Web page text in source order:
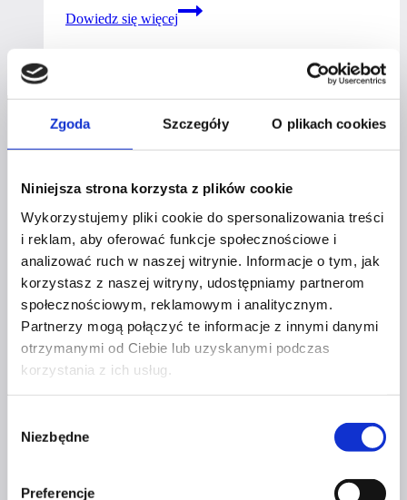
Zgoda Szczegóły O plikach cookies
Niniejsza strona korzysta z plików cookie
Wykorzystujemy pliki cookie do spersonalizowania treści
i reklam, aby oferować funkcje społecznościowe i
analizować ruch w naszej witrynie. Informacje o tym, jak
korzystasz z naszej witryny, udostępniamy partnerom
społecznościowym, reklamowym i analitycznym.
Partnerzy mogą połączyć te informacje z innymi danymi
otrzymanymi od Ciebie lub uzyskanymi podczas
korzystania z ich usług.
zgody
Niezbędne
Preferencje
Dowiedz się więcej
Kobiety
Ekaterina
Taskaeva
Profil facebook Czerwona
Szpilka
Profil instagram Czerwona
Szpilka
Profil tiktok Czerwona Szpilka
Profil youtube Czerwona
Szpilka